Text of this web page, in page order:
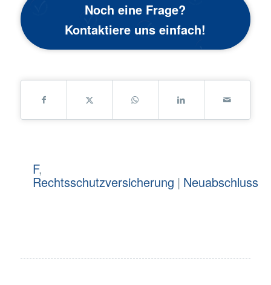
Noch eine Frage?
Kontaktiere uns einfach!
F,
Rechtsschutzversicherung | Neuabschluss